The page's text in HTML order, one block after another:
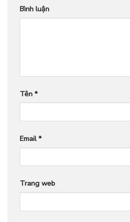
Bình luận
Tên *
Email*
Trang web